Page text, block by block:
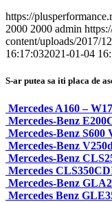
https://
2000 2000 admin
content/uploads/2017/
16:17:032021-01-04
S-ar putea sa iti placa de
Mercedes A160 –
Mercedes-Benz
Mercedes-Benz S600
Mercedes-Benz V250d
Mercedes-Benz
Mercedes
Mercedes-Benz
Mercedes Benz